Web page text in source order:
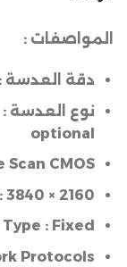
المواصفات :
دقة العدسة :
نوع العدسة :
optional
Scan CMOS
3840 × 2160
Type : Fixed
Protocols :